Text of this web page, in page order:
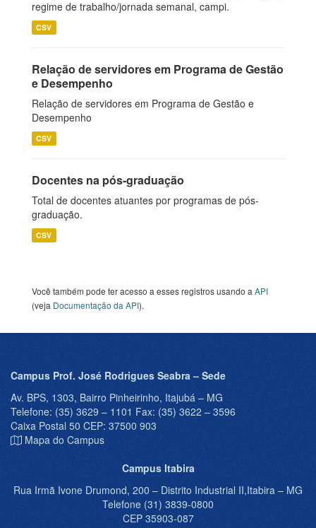
regime de trabalho/jornada semanal, campi.
CSV
Relação de servidores em Programa de Gestão
e Desempenho
Relação de servidores em Programa de Gestão e
Desempenho
CSV
Docentes na pós-graduação
Total de docentes atuantes por programas de pós-
graduação.
CSV
Você também pode ter acesso a esses registros usando a API
(veja Documentação da API).
Campus Prof. José Rodrigues Seabra – Sede
Av. BPS, 1303, Bairro Pinheirinho, Itajubá – MG
Telefone: (35) 3629 – 1101 Fax: (35) 3622 – 3596
Caixa Postal 50 CEP: 37500 903
Mapa do Campus
Campus Itabira
Rua Irmã Ivone Drumond, 200 – Distrito Industrial II,Itabira – MG
Telefone (31) 3839-0800
CEP 35903-087